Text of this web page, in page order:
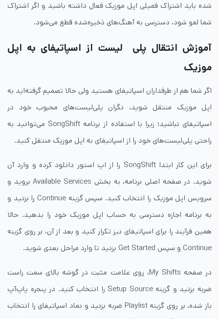
شده باید اشتراک فمیلی اپل موزیک فعال داشته باشید و اگر اشتراک
شما لغو شود، دسترسی به آهنگ‌های ذخیره‌شده قطع می‌شود.
آموزش انتقال پلی لیست از اسپاتیفای به اپل
موزیک
اگر شما هم از طرفداران اسپاتیفای هستید ولی حالا تصمیم گرفته‌اید به
اپل موزیک منتقل شوید، نگران پلی‌‌لیست‌های محبوب خود در
اسپاتیفای نباشید؛ زیرا با استفاده از برنامه SongShift می‌توانید به
راحتی پلی‌لیست‌های خود را از اسپاتیفای به اپل موزیک منتقل کنید.
برای این کار ابتدا SongShift را از اپ استور دانلود کرده و وارد آن
شوید. در صفحه اصلی برنامه، به بخش Available Services بروید و
سرویس اپل موزیک را انتخاب کنید. سپس گزینه Continue را بزنید و
به برنامه اجازه دسترسی به حساب اپل موزیک خود را بدهید. حالا
همین فرآیند را برای اسپاتیفای نیز تکرار کنید و بعد از آن، بر روی گزینه
Continue و سپس Get Started بزنید تا وارد مراحل بعدی شوید.
در صفحه My Shifts، روی علامت مثبت در گوشه بالای سمت راست
ضربه بزنید و گزینه Setup Source را انتخاب کنید. در پنجره پاپ‌آپ
باز شده، بر روی گزینه Playlist ضربه بزنید و نماد اسپاتیفای را انتخاب